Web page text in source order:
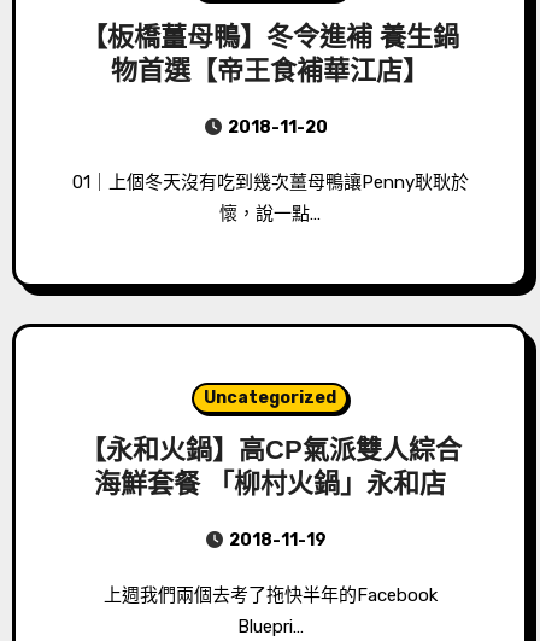
【板橋薑母鴨】冬令進補 養生鍋
物首選【帝王食補華江店】
2018-11-20
01｜上個冬天沒有吃到幾次薑母鴨讓Penny耿耿於
懷，說一點…
Uncategorized
【永和火鍋】高CP氣派雙人綜合
海鮮套餐 「柳村火鍋」永和店
2018-11-19
上週我們兩個去考了拖快半年的Facebook
Bluepri…